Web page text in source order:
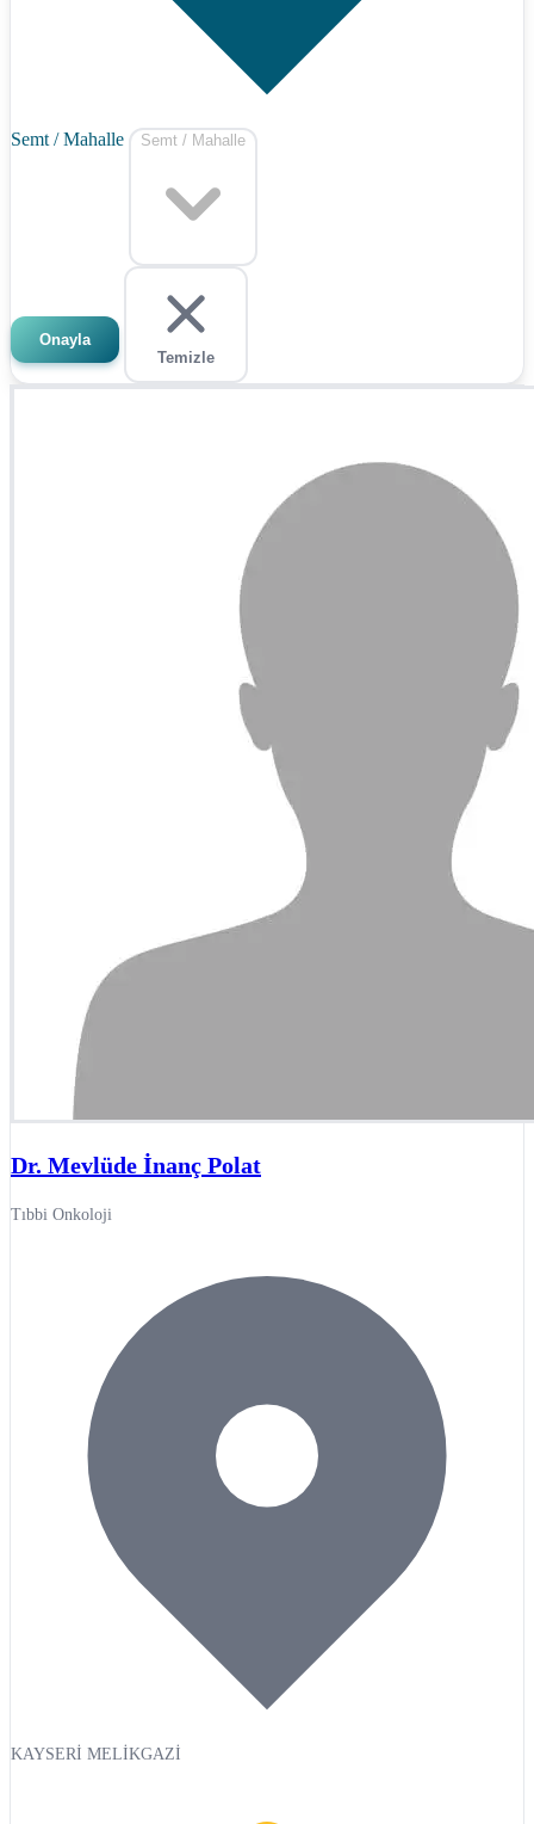
Semt / Mahalle Semt / Mahalle
Onayla
Temizle
Dr. Mevlüde İnanç Polat
Tıbbi Onkoloji
KAYSERİ MELİKGAZİ